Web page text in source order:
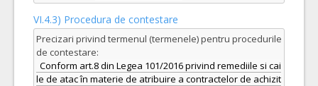
VI.4.3) Procedura de contestare
Precizari privind termenul (termenele) pentru procedurile
de contestare:
Conform art.8 din Legea 101/2016 privind remediile si cai
le de atac în materie de atribuire a contractelor de achizit